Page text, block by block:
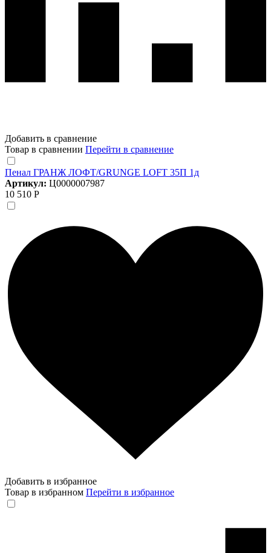
Добавить в сравнение
Товар в сравнении Перейти в сравнение
Пенал ГРАНЖ ЛОФТ/GRUNGE LOFT 35П 1д
Артикул: Ц0000007987
10 510 Р
Добавить в избранное
Товар в избранном Перейти в избранное